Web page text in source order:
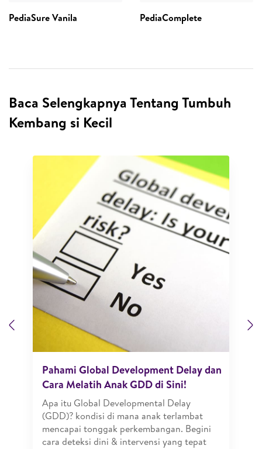
PediaSure Vanila PediaComplete
Baca Selengkapnya Tentang Tumbuh
Kembang si Kecil
Pahami Global Development Delay dan
Cara Melatih Anak GDD di Sini!
Apa itu Global Developmental Delay
(GDD)? kondisi di mana anak terlambat
mencapai tonggak perkembangan. Begini
cara deteksi dini & intervensi yang tepat